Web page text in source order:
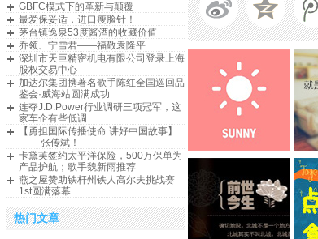
GBFC模式下的革新与颠覆
最爱保妥适，进口瘦脸针！
茅台镇逸泉53度酱酒的收藏价值
乔领、宁雪君——福敬袁隆平
深圳市天巨精密机电有限公司登录上海
股权交易中心
加达尔集团携著名歌手陈红全国巡回品
鉴会·威海站圆满成功
连夺J.D.Power行业调研三项冠军，这
家车企有些低调
【勇担国际传播使命 讲好中国故事】
—— 张传斌！
卡黛芙签约太平洋保险，500万保单为
产品护航；歌手魏新雨推荐
燕之屋赞助铁杆州铁人高尔夫挑战赛
1st圆满落幕
热门文章